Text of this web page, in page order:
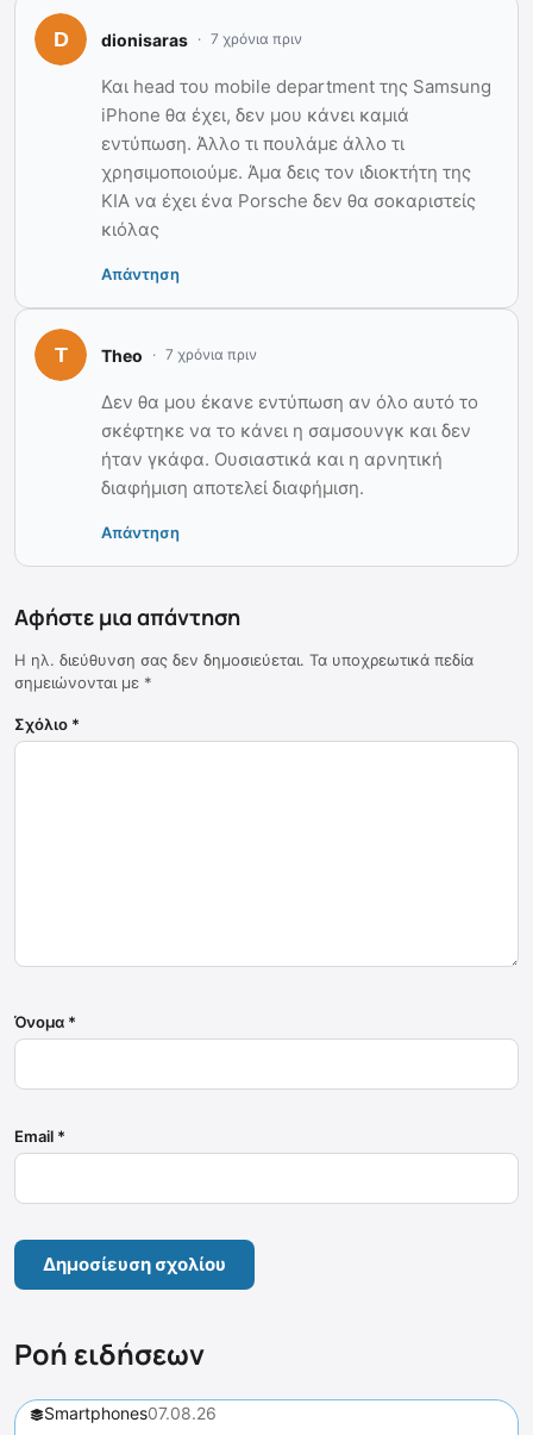
dionisaras 7 χρόνια πριν
Και head του mobile department της Samsung
iPhone θα έχει, δεν μου κάνει καμιά
εντύπωση. Άλλο τι πουλάμε άλλο τι
χρησιμοποιούμε. Άμα δεις τον ιδιοκτήτη της
ΚΙΑ να έχει ένα Porsche δεν θα σοκαριστείς
κιόλας
Απάντηση
Theo 7 χρόνια πριν
Δεν θα μου έκανε εντύπωση αν όλο αυτό το
σκέφτηκε να το κάνει η σαμσουνγκ και δεν
ήταν γκάφα. Ουσιαστικά και η αρνητική
διαφήμιση αποτελεί διαφήμιση.
Απάντηση
Αφήστε μια απάντηση
Η ηλ. διεύθυνση σας δεν δημοσιεύεται. Τα υποχρεωτικά πεδία
σημειώνονται με *
Σχόλιο *
Όνομα *
Email *
Ροή ειδήσεων
Smartphones07.08.26